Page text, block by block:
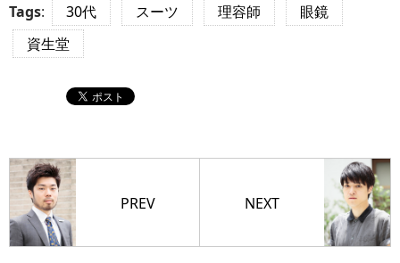
Tags: 30代 スーツ 理容師
眼鏡
資生堂
PREV NEXT